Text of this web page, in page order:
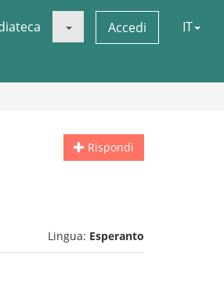
Accedi IT
Rispondi
Lingua: Esperanto